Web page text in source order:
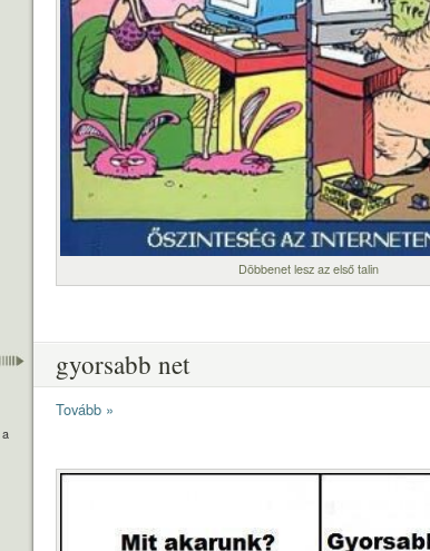
Döbbenet lesz az első talin
a
gyorsabb net
Tovább »